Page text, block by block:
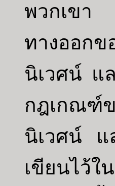
พวกเขา
ทางออกข
นิเวศน์ แ
กฎเกณฑ์
นิเวศน์ แ
เขียนไว้